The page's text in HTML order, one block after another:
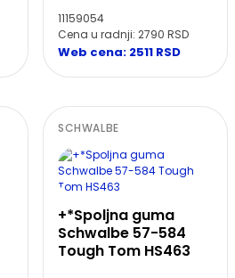
11159054
Cena u radnji: 2790 RSD
Web cena: 2511 RSD
SCHWALBE
+*Spoljna guma
Schwalbe 57-584
Tough Tom HS463